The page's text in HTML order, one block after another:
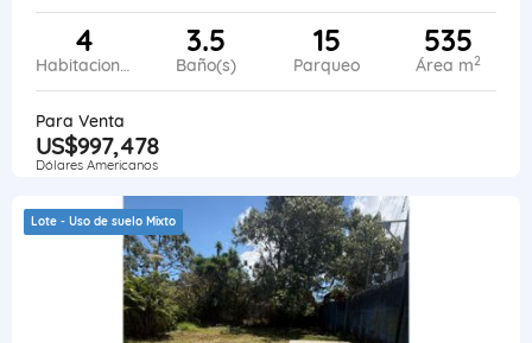
4
Habitaciones
3.5
Baño(s)
15
Parqueo
535
Área m2
Para Venta
US$997,478
Dólares Americanos
Lote - Uso de suelo Mixto